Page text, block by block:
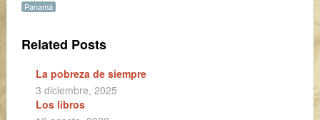
Panamá
Related Posts
La pobreza de siempre
3 diciembre, 2025
Los libros